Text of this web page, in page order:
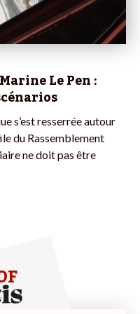
Le Pen :
s’est resserrée autour
du Rassemblement
ne doit pas être